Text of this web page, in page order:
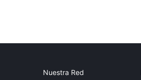
Nuestra Red